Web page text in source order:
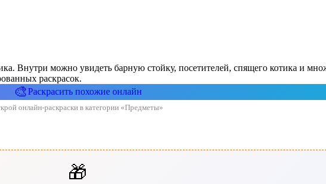
Внутри можно увидеть барную стойку, посетителей, спящего котика и
раскрасок.
🎨Раскрасить похожие онлайн
онлайн-раскраски в категории «Предметы»
🎁